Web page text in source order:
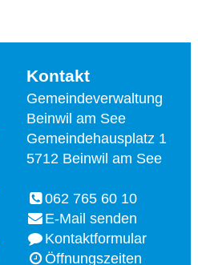
Kontakt
Gemeindeverwaltung
Beinwil am See
Gemeindehausplatz 1
5712 Beinwil am See
062 765 60 10
E-Mail senden
Kontaktformular
Öffnungszeiten